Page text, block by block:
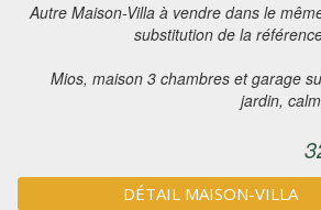
Autre Maison-Villa à vendre dans le
substitution de la
Mios, maison 3 chambres et garage
jardin,
DÉTAIL MAISON-VILLA